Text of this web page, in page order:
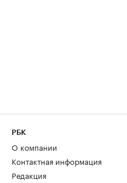
РБК
О компании
Контактная информация
Редакция